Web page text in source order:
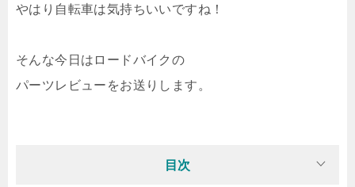
やはり自転車は気持ちいいですね！
そんな今日はロードバイクの
パーツレビューをお送りします。
目次